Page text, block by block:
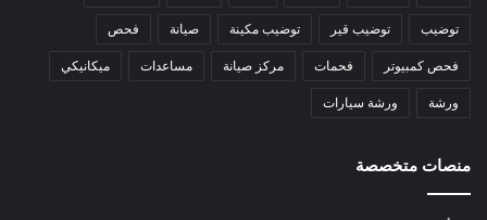
توضيب توضيب قير توضيب مكينة صيانة فحص
فحص كمبيوتر فحمات مركز صيانة مساعدات ميكانيكي
ورشة ورشة سيارات
منصات متخصصة